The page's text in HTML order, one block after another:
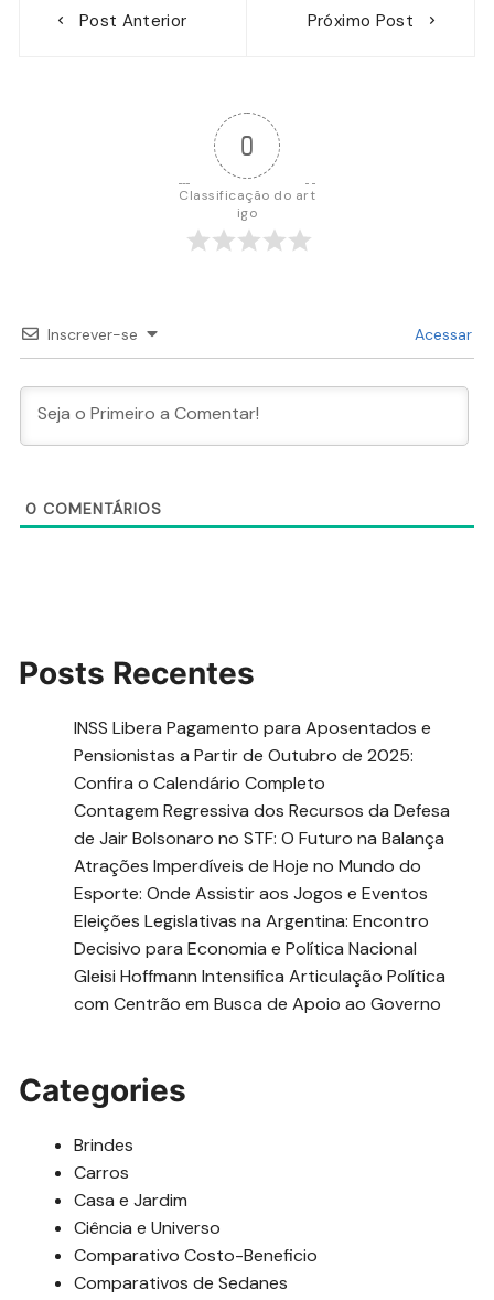
Post Anterior Próximo Post
0
Classificação do art
igo
Inscrever-se Acessar
0 COMENTÁRIOS
Posts Recentes
INSS Libera Pagamento para Aposentados e
Pensionistas a Partir de Outubro de 2025:
Confira o Calendário Completo
Contagem Regressiva dos Recursos da Defesa
de Jair Bolsonaro no STF: O Futuro na Balança
Atrações Imperdíveis de Hoje no Mundo do
Esporte: Onde Assistir aos Jogos e Eventos
Eleições Legislativas na Argentina: Encontro
Decisivo para Economia e Política Nacional
Gleisi Hoffmann Intensifica Articulação Política
com Centrão em Busca de Apoio ao Governo
Categories
Brindes
Carros
Casa e Jardim
Ciência e Universo
Comparativo Costo-Beneficio
Comparativos de Sedanes